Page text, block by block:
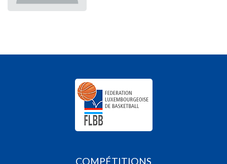
COMPÉTITIONS